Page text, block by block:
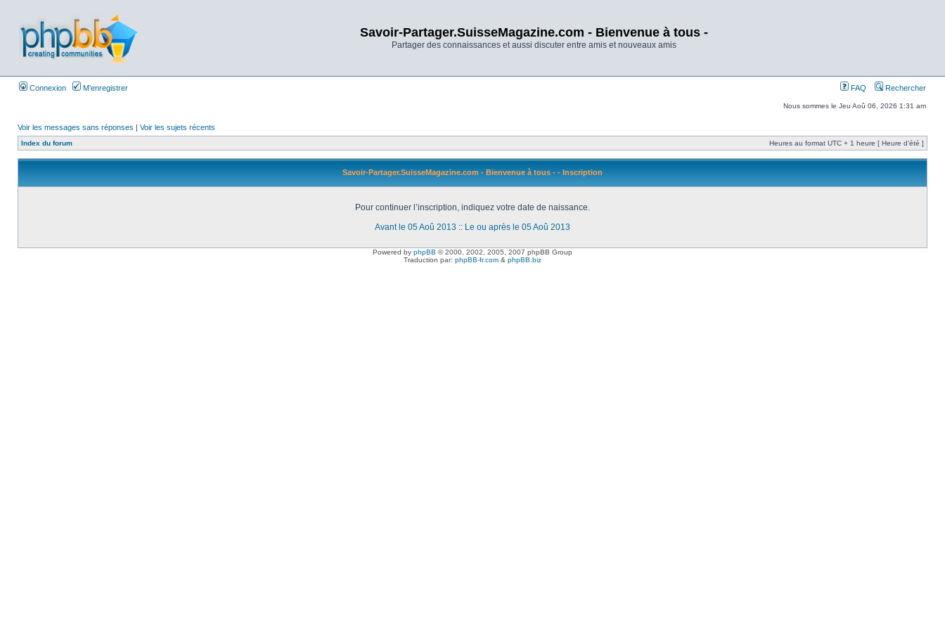
Savoir-Partager.SuisseMagazine.com - Bienvenue à tous -
Partager des connaissances et aussi discuter entre amis et nouveaux amis
Connexion M’enregistrer FAQ Rechercher
Nous sommes le Jeu Aoû 06, 2026 1:31 am
Voir les messages sans réponses | Voir les sujets récents
Index du forum Heures au format UTC + 1 heure [ Heure d’été ]
Savoir-Partager.SuisseMagazine.com - Bienvenue à tous - - Inscription
Pour continuer l’inscription, indiquez votre date de naissance.
Avant le 05 Aoû 2013 :: Le ou après le 05 Aoû 2013
Powered by phpBB © 2000, 2002, 2005, 2007 phpBB Group
Traduction par: phpBB-fr.com & phpBB.biz